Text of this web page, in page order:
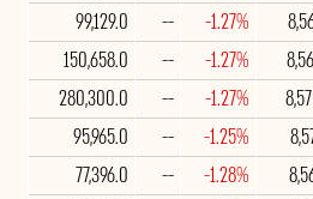
-1.27%
--
99,129.0
-1.27%
--
150,658.0
-1.27%
--
280,300.0
-1.25%
--
95,965.0
-1.28%
--
77,396.0